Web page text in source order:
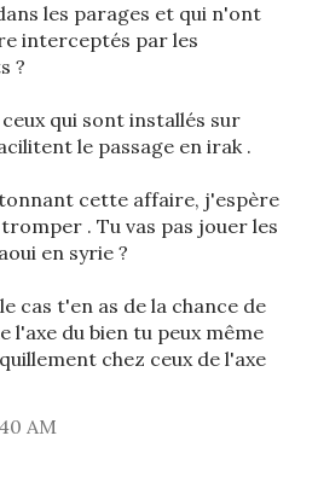
les parages et qui n'ont
interceptés par les
?
qui sont installés sur
le passage en irak .
cette affaire, j'espère
. Tu vas pas jouer les
en syrie ?
cas t'en as de la chance de
l'axe du bien tu peux même
chez ceux de l'axe
AM